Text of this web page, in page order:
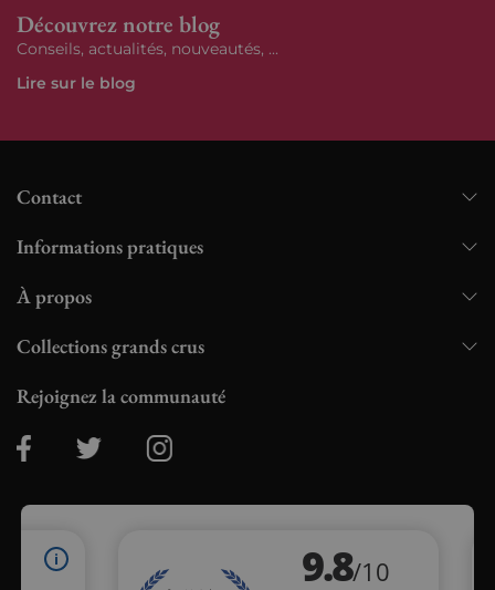
Découvrez notre blog
Conseils, actualités, nouveautés, ...
Lire sur le blog
Contact
Informations pratiques
À propos
Collections grands crus
Rejoignez la communauté